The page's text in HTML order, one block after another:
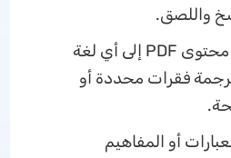
واللصق.
يمكنه ترجمة محتوى PDF إلى أي لغة
فقرات محددة أو
أو المفاهيم